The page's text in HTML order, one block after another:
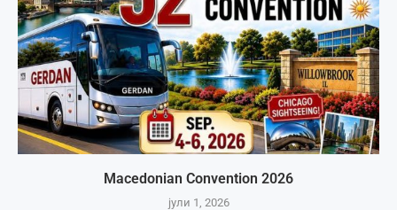
Macedonian Convention 2026
јули 1, 2026